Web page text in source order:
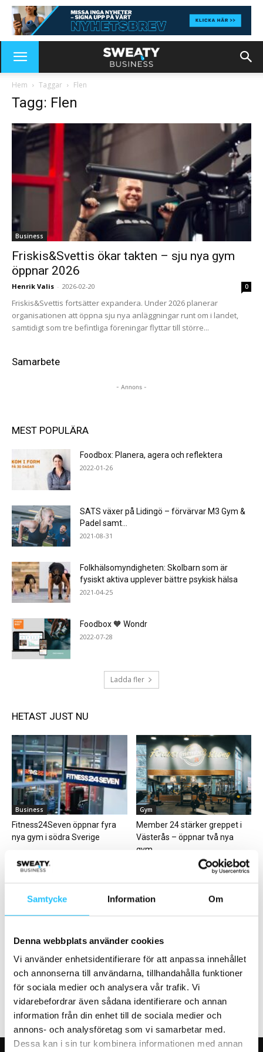
Samtycke Information Om
Denna webbplats använder cookies
Vi använder enhetsidentifierare för att anpassa innehållet
och annonserna till användarna, tillhandahålla funktioner
för sociala medier och analysera vår trafik. Vi
vidarebefordrar även sådana identifierare och annan
information från din enhet till de sociala medier och
annons- och analysföretag som vi samarbetar med.
Dessa kan i sin tur kombinera informationen med annan
Hem Taggar Flen
Tagg: Flen
Business
Friskis&Svettis ökar takten – sju nya gym
öppnar 2026
Henrik Valis - 2026-02-20 0
Friskis&Svettis fortsätter expandera. Under 2026 planerar
organisationen att öppna sju nya anläggningar runt om i landet,
samtidigt som tre befintliga föreningar flyttar till större...
Samarbete
- Annons -
MEST POPULÄRA
Foodbox: Planera, agera och reflektera
2022-01-26
SATS växer på Lidingö – förvärvar M3 Gym &
Padel samt...
2021-08-31
Folkhälsomyndigheten: Skolbarn som är
fysiskt aktiva upplever bättre psykisk hälsa
2021-04-25
Foodbox 🧡 Wondr
2022-07-28
Ladda fler
HETAST JUST NU
Business
Fitness24Seven öppnar fyra
nya gym i södra Sverige
Gym
Member 24 stärker greppet i
Västerås – öppnar två nya
gym
Business
Bounce har gått från minus till
plus: ”Nu är vi en...
Digitalt
Techmässan CES 2021blir en
helt digital upplevelse